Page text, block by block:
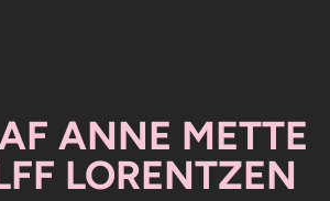
ANNE METTE
LORENTZEN